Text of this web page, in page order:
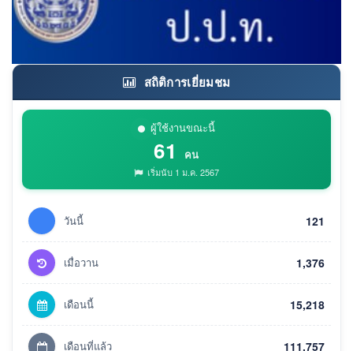
สถิติการเยี่ยมชม
ผู้ใช้งานขณะนี้
61 คน
เริ่มนับ 1 ม.ค. 2567
วันนี้ 121
เมื่อวาน 1,376
เดือนนี้ 15,218
เดือนที่แล้ว 111,757